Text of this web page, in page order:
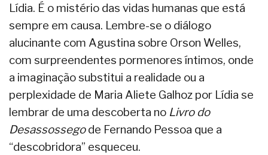
Lídia. É o mistério das vidas humanas que está
sempre em causa. Lembre-se o diálogo
alucinante com Agustina sobre Orson Welles,
com surpreendentes pormenores íntimos, onde
a imaginação substitui a realidade ou a
perplexidade de Maria Aliete Galhoz por Lídia se
lembrar de uma descoberta no Livro do
Desassossegode Fernando Pessoa que a
“descobridora” esqueceu.